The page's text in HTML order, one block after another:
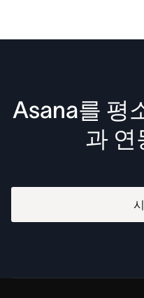
Asana를 평
과 연